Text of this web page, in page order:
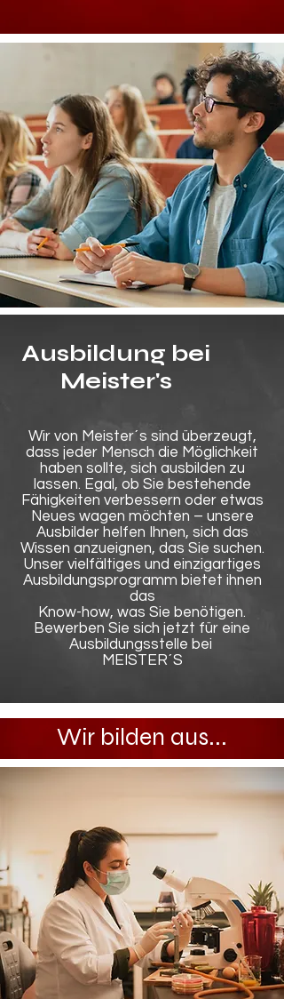
Ausbildung bei
Meister's
Wir von Meister´s sind überzeugt,
dass jeder Mensch die Möglichkeit
haben sollte, sich ausbilden zu
lassen. Egal, ob Sie bestehende
Fähigkeiten verbessern oder etwas
Neues wagen möchten – unsere
Ausbilder helfen Ihnen, sich das
Wissen anzueignen, das Sie suchen.
Unser vielfältiges und einzigartiges
Ausbildungsprogramm bietet ihnen
das
Know-how, was Sie benötigen.
Bewerben Sie sich jetzt für eine
Ausbildungsstelle bei
MEISTER´S
Wir bilden aus...